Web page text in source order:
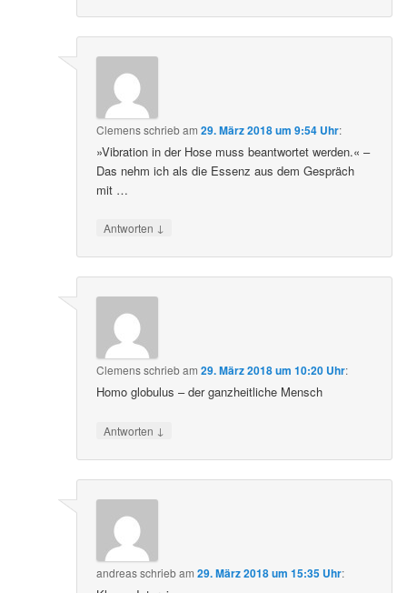
Clemensschriebam29. März 2018 um 9:54 Uhr:
»Vibration in der Hose muss beantwortet werden.« –
Das nehm ich als die Essenz aus dem Gespräch
mit …
Antworten ↓
Clemensschriebam29. März 2018 um 10:20 Uhr:
Homo globulus – der ganzheitliche Mensch
Antworten ↓
andreasschriebam29. März 2018 um 15:35 Uhr: